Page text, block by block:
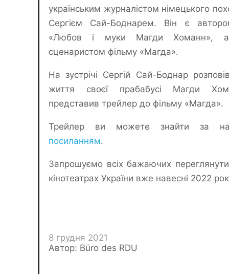
українським журналістом німецького
Сергієм Сай-Боднарем. Він є
«Любов і муки Магди Хоманн»,
сценаристом фільму «Магда».
На зустрічі Сергій Сай-Боднар
життя своєї прабабусі Магди
представив трейлер до фільму «Магда».
Трейлер ви можете знайти за
посиланням.
Запрошуємо всіх бажаючих
кінотеатрах України вже навесні 2022
8 грудня 2021
Автор: Büro des RDU